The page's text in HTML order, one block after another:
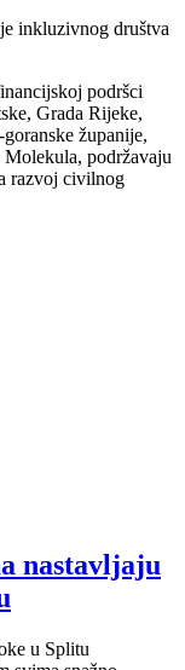
inkluzivnog društva
podršci
Grada Rijeke,
županije,
podržavaju
razvoj civilnog
nastavljaju
u Splitu